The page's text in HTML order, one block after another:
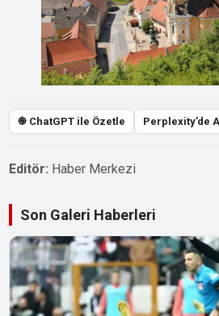
֎ ChatGPT ile Özetle Perplexity’de
Editör: Haber Merkezi
Son Galeri Haberleri